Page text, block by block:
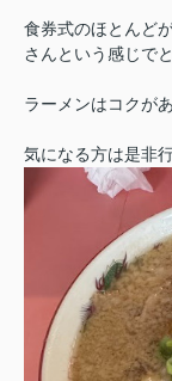
食券式のほとんど
さんという感じで
ラーメンはコクが
気になる方は是非